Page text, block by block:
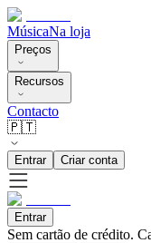
MúsicaNa loja
Preços
Recursos
Contacto
🇵🇹
Entrar Criar conta
Entrar
Sem cartão de crédito.